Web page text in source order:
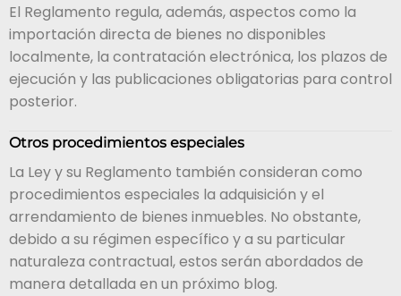
El Reglamento regula, además, aspectos como la
importación directa de bienes no disponibles
localmente, la contratación electrónica, los plazos de
ejecución y las publicaciones obligatorias para control
posterior.
Otros procedimientos especiales
La Ley y su Reglamento también consideran como
procedimientos especiales la adquisición y el
arrendamiento de bienes inmuebles. No obstante,
debido a su régimen específico y a su particular
naturaleza contractual, estos serán abordados de
manera detallada en un próximo blog.